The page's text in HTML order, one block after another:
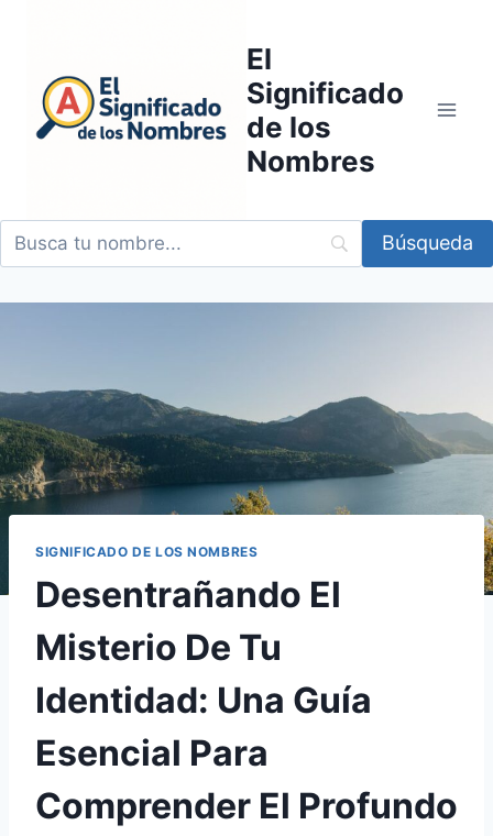
contenido
El
Significado
de los
Nombres
SIGNIFICADO DE LOS NOMBRES
Desentrañando El
Misterio De Tu
Identidad: Una Guía
Esencial Para
Comprender El Profundo